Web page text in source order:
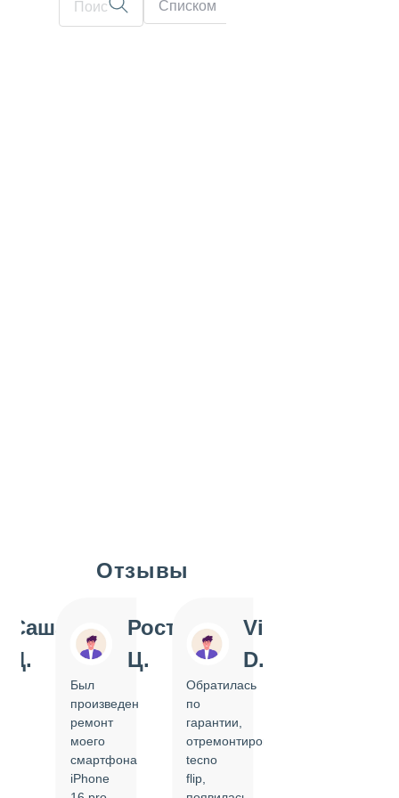
Списком
Отзывы
Саша
Д.
Ростислав
Ц.
Был
произведен
ремонт
моего
смартфона
iPhone
Vi
D.
Обратилась
по
гарантии,
отремонтировать
tecno
flip,